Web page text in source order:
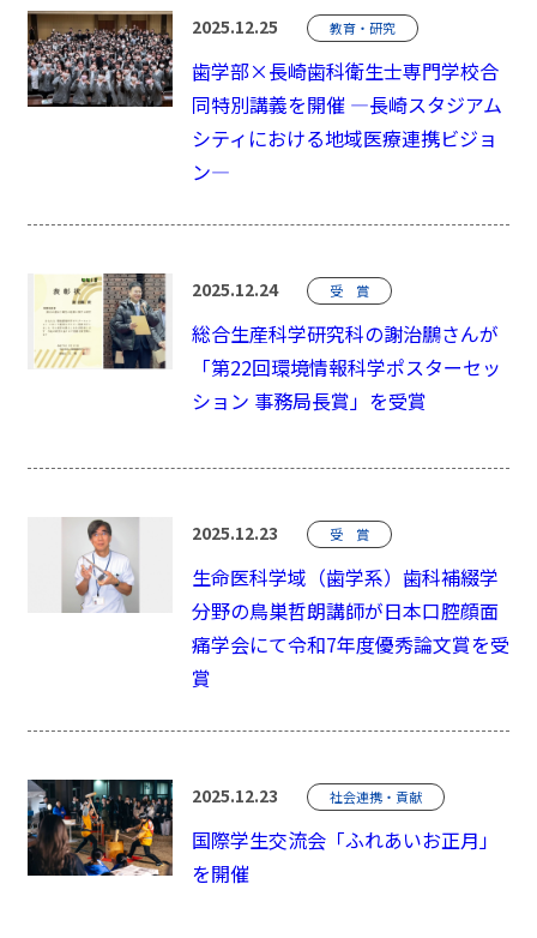
2025.12.25 教育・研究
歯学部×長崎歯科衛生士専門学校合
同特別講義を開催 ―長崎スタジアム
シティにおける地域医療連携ビジョ
ン―
2025.12.24 受 賞
総合生産科学研究科の謝治鵬さんが
「第22回環境情報科学ポスターセッ
ション 事務局長賞」を受賞
2025.12.23 受 賞
生命医科学域（歯学系）歯科補綴学
分野の鳥巣哲朗講師が日本口腔顔面
痛学会にて令和7年度優秀論文賞を受
賞
2025.12.23 社会連携・貢献
国際学生交流会「ふれあいお正月」
を開催